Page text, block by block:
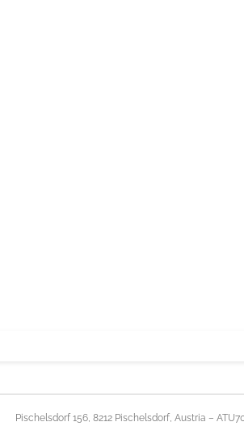
Pischelsdorf 156, 8212 Pischelsdorf, Austria –